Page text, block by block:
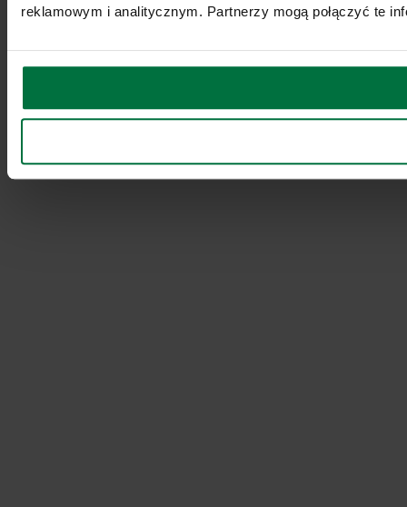
reklamowym i analitycznym. Partnerzy mogą połączyć te